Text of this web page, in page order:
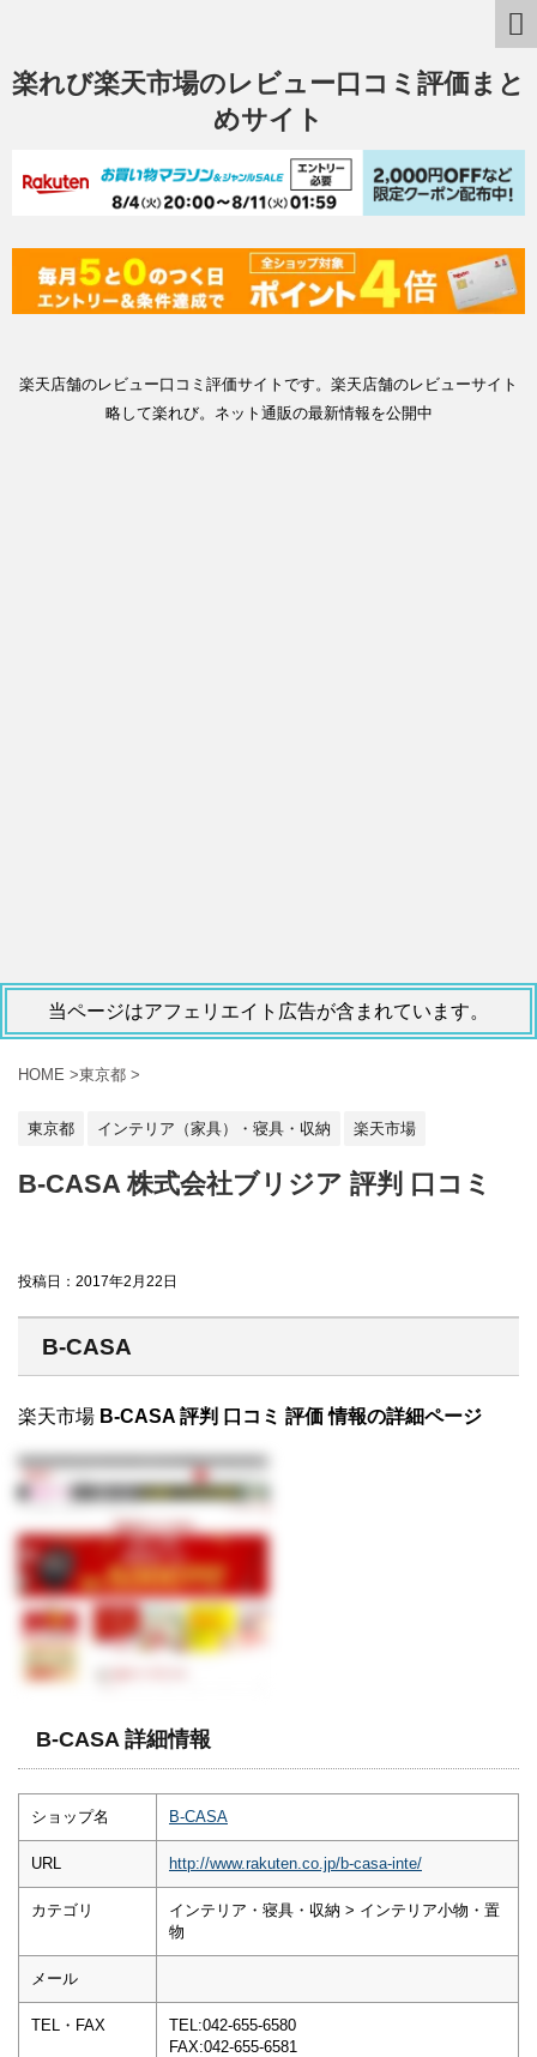
楽れび楽天市場のレビュー口コミ評価まと
めサイト
楽天店舗のレビュー口コミ評価サイトです。楽天店舗のレビューサイト
略して楽れび。ネット通販の最新情報を公開中
当ページはアフェリエイト広告が含まれています。
HOME >東京都 >
東京都 インテリア（家具）・寝具・収納 楽天市場
B-CASA 株式会社ブリジア 評判 口コミ
投稿日： 2017年2月22日
B-CASA
楽天市場 B-CASA 評判 口コミ 評価 情報の詳細ページ
B-CASA 詳細情報
ショップ名 B-CASA
URL http://www.rakuten.co.jp/b-casa-inte/
カテゴリ
インテリア・寝具・収納 > インテリア小物・置
物
メール
TEL・FAX
TEL:042-655-6580
FAX:042-655-6581